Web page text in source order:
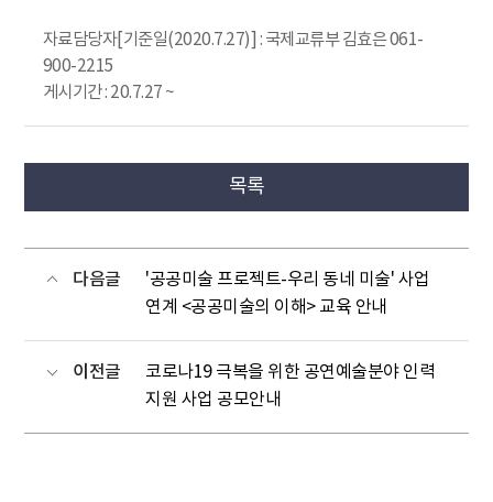
자료담당자[기준일(2020.7.27)] : 국제교류부 김효은 061-
900-2215
게시기간 : 20.7.27 ~
목록
다음글
'공공미술 프로젝트-우리 동네 미술' 사업
연계 <공공미술의 이해> 교육 안내
이전글
코로나19 극복을 위한 공연예술분야 인력
지원 사업 공모안내